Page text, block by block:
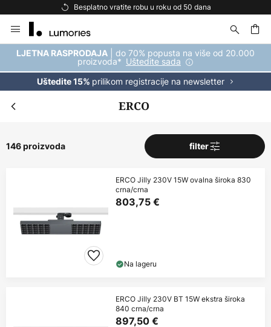
Besplatna dostava za kupnju iznad 69 €
to
Content
LJETNA RASPRODAJA | do 70% popusta na više od 20.000
proizvoda* Uštedite sada
Uštedite 15% prilikom registracije na newsletter
ERCO
146 proizvoda filter
ERCO Jilly 230V 15W ovalna široka 830
crna/crna
803,75 €
Na lageru
ERCO Jilly 230V BT 15W ekstra široka
840 crna/crna
897,50 €